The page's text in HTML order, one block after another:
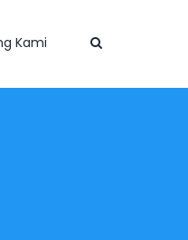
Kami